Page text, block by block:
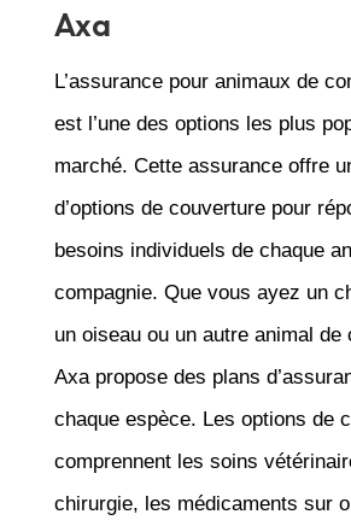
Axa
L’assurance pour animaux de
est l’une des options les plus
marché. Cette assurance offre
d’options de couverture pour
besoins individuels de chaque
compagnie. Que vous ayez un
un oiseau ou un autre animal de
Axa propose des plans
chaque espèce. Les options de
comprennent les soins
chirurgie, les médicaments sur